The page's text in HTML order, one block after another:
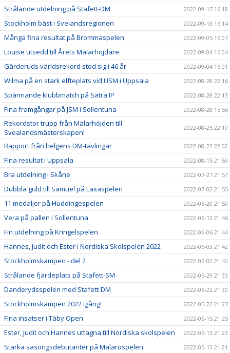
Strålande utdelning på Stafett-DM 2022-09-17 16:18
Stockholm bäst i Svelandsregionen 2022-09-13 16:14
Många fina resultat på Brommaspelen 2022-09-05 16:07
Louise utsedd till Årets Mälarhöjdare 2022-09-04 16:04
Gärderuds världsrekord stod sig i 46 år 2022-09-04 16:01
Wilma på en stark elfteplats vid USM i Uppsala 2022-08-28 22:16
Spännande klubbmatch på Sätra IP 2022-08-28 22:13
Fina framgångar på JSM i Sollentuna 2022-08-28 15:56
Rekordstor trupp från Mälarhöjden till
Svealandsmästerskapen!
2022-08-25 22:10
Rapport från helgens DM-tävlingar 2022-08-22 22:02
Fina resultat i Uppsala 2022-08-15 21:59
Bra utdelning i Skåne 2022-07-27 21:57
Dubbla guld till Samuel på Laxaspelen 2022-07-02 21:55
11 medaljer på Huddingespelen 2022-06-20 21:50
Vera på pallen i Sollentuna 2022-06-12 21:46
Fin utdelning på Kringelspelen 2022-06-06 21:44
Hannes, Judit och Ester i Nordiska Skolspelen 2022 2022-06-03 21:42
Stockholmskampen - del 2 2022-06-02 21:40
Strålande fjärdeplats på Stafett-SM 2022-05-29 21:33
Danderydsspelen med Stafett-DM 2022-05-22 21:30
Stockholmskampen 2022 igång! 2022-05-22 21:27
Fina insatser i Täby Open 2022-05-15 21:25
Ester, Judit och Hannes uttagna till Nordiska skolspelen 2022-05-13 21:23
Starka säsongsdebutanter på Mälaröspelen 2022-05-13 21:21